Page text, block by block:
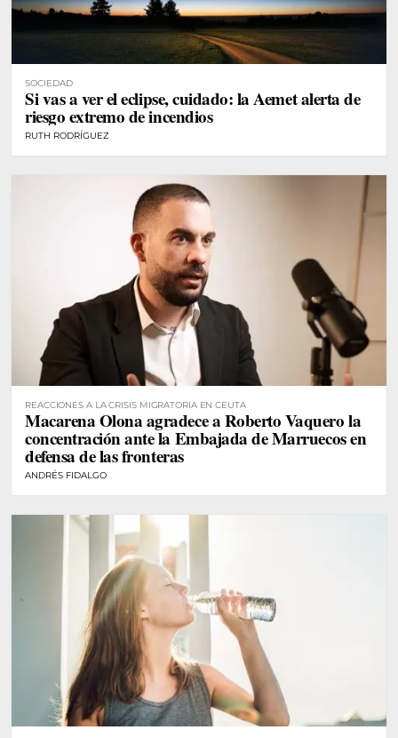
SOCIEDAD
Si vas a ver el eclipse, cuidado: la Aemet alerta de
riesgo extremo de incendios
RUTH RODRÍGUEZ
REACCIONES A LA CRISIS MIGRATORIA EN CEUTA
Macarena Olona agradece a Roberto Vaquero la
concentración ante la Embajada de Marruecos en
defensa de las fronteras
ANDRÉS FIDALGO